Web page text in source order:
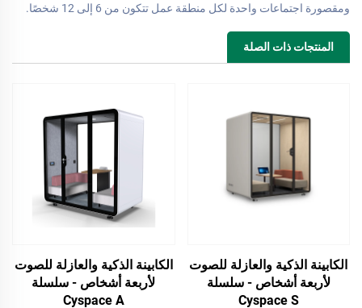
ومقصورة اجتماعات واحدة لكل منطقة عمل تتكون من 6 إلى 12 شخصًا.
المنتجات ذات الصلة
الكابينة الذكية والعازلة للصوت
لأربعة أشخاص - سلسلة
Cyspace A
الكابينة الذكية والعازلة للصوت
لأربعة أشخاص - سلسلة
Cyspace S